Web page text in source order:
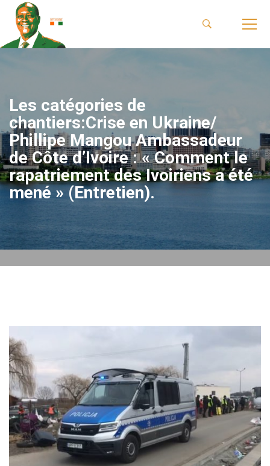
Les catégories de
chantiers:Crise en Ukraine/
Phillipe Mangou Ambassadeur
de Côte d’Ivoire : « Comment le
rapatriement des Ivoiriens a été
mené » (Entretien).